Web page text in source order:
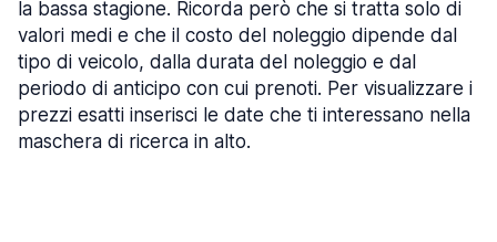
la bassa stagione. Ricorda però che si tratta solo di
valori medi e che il costo del noleggio dipende dal
tipo di veicolo, dalla durata del noleggio e dal
periodo di anticipo con cui prenoti. Per visualizzare i
prezzi esatti inserisci le date che ti interessano nella
maschera di ricerca in alto.